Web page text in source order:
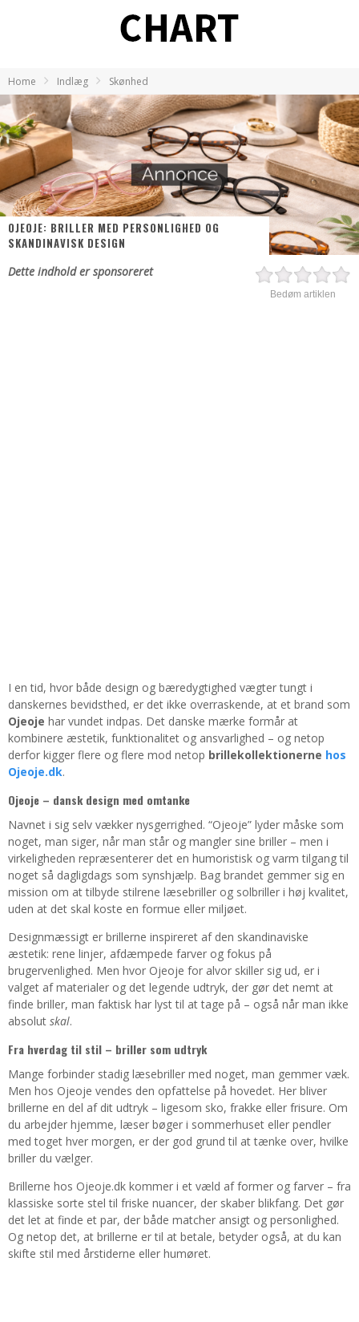
Home Indlæg Skønhed
OJEOJE: BRILLER MED PERSONLIGHED OG
SKANDINAVISK DESIGN
Bedøm artiklen
Dette indhold er sponsoreret
I en tid, hvor både design og bæredygtighed vægter tungt i
danskernes bevidsthed, er det ikke overraskende, at et brand som
Ojeoje har vundet indpas. Det danske mærke formår at
kombinere æstetik, funktionalitet og ansvarlighed – og netop
derfor kigger flere og flere mod netop brillekollektionerne hos
Ojeoje.dk.
Ojeoje – dansk design med omtanke
Navnet i sig selv vækker nysgerrighed. “Ojeoje” lyder måske som
noget, man siger, når man står og mangler sine briller – men i
virkeligheden repræsenterer det en humoristisk og varm tilgang til
noget så dagligdags som synshjælp. Bag brandet gemmer sig en
mission om at tilbyde stilrene læsebriller og solbriller i høj kvalitet,
uden at det skal koste en formue eller miljøet.
Designmæssigt er brillerne inspireret af den skandinaviske
æstetik: rene linjer, afdæmpede farver og fokus på
brugervenlighed. Men hvor Ojeoje for alvor skiller sig ud, er i
valget af materialer og det legende udtryk, der gør det nemt at
finde briller, man faktisk har lyst til at tage på – også når man ikke
absolut skal.
Fra hverdag til stil – briller som udtryk
Mange forbinder stadig læsebriller med noget, man gemmer væk.
Men hos Ojeoje vendes den opfattelse på hovedet. Her bliver
brillerne en del af dit udtryk – ligesom sko, frakke eller frisure. Om
du arbejder hjemme, læser bøger i sommerhuset eller pendler
med toget hver morgen, er der god grund til at tænke over, hvilke
briller du vælger.
Brillerne hos Ojeoje.dk kommer i et væld af former og farver – fra
klassiske sorte stel til friske nuancer, der skaber blikfang. Det gør
det let at finde et par, der både matcher ansigt og personlighed.
Og netop det, at brillerne er til at betale, betyder også, at du kan
skifte stil med årstiderne eller humøret.